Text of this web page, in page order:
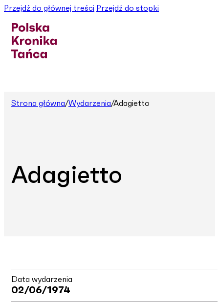
Przejdź do głównej treści Przejdź do stopki
Strona główna/Wydarzenia/Adagietto
Adagietto
Data wydarzenia
02/06/1974